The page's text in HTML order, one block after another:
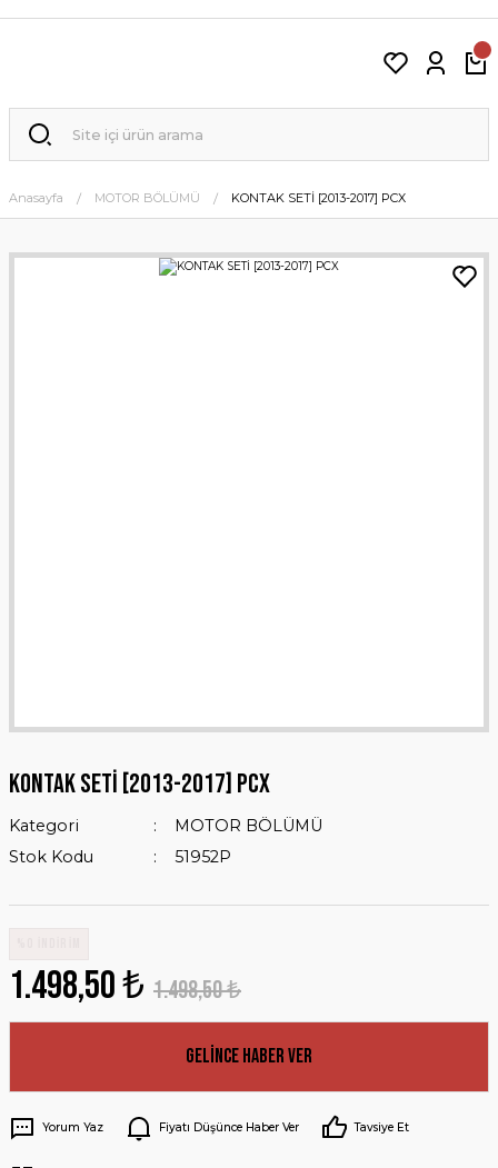
Anasayfa MOTOR BÖLÜMÜ KONTAK SETİ [2013-2017] PCX
KONTAK SETİ [2013-2017] PCX
Kategori
MOTOR BÖLÜMÜ
Stok Kodu
51952P
1.498,50 ₺ 1.498,50 ₺
Gelince Haber Ver
Yorum Yaz Fiyatı Düşünce Haber Ver Tavsiye Et